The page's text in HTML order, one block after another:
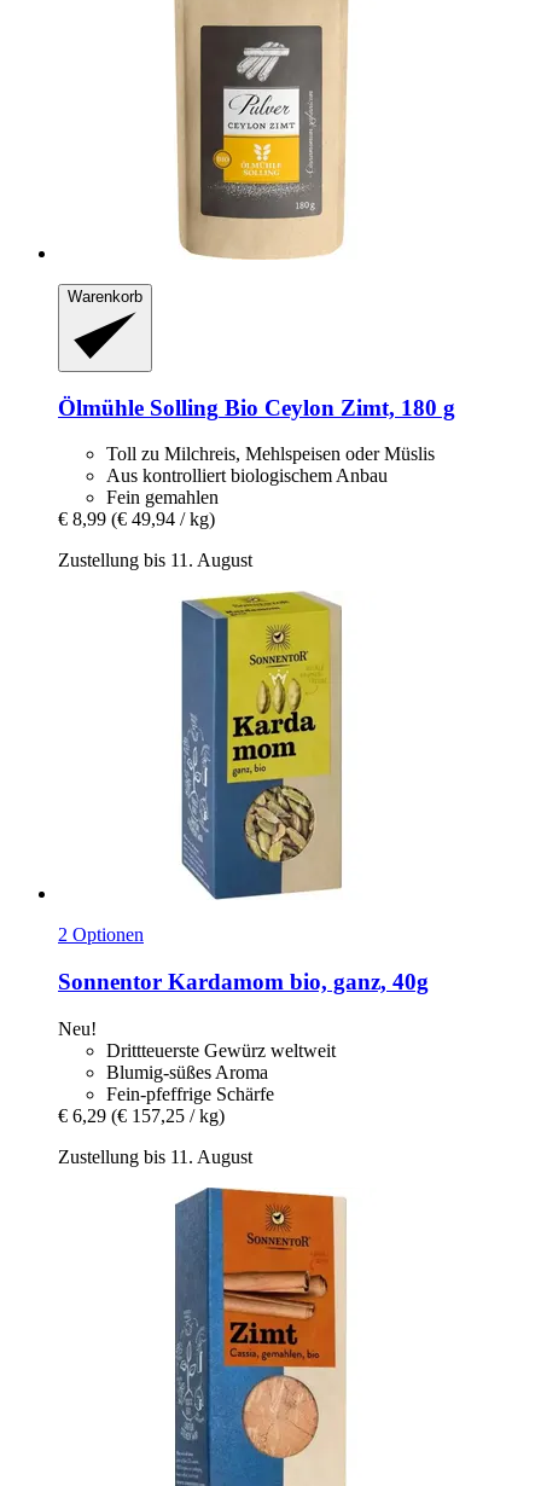
Warenkorb
Ölmühle Solling Bio Ceylon Zimt, 180 g
Toll zu Milchreis, Mehlspeisen oder Müslis
Aus kontrolliert biologischem Anbau
Fein gemahlen
€ 8,99 (€ 49,94 / kg)
Zustellung bis 11. August
2 Optionen
Sonnentor Kardamom bio, ganz, 40g
Neu!
Drittteuerste Gewürz weltweit
Blumig-süßes Aroma
Fein-pfeffrige Schärfe
€ 6,29 (€ 157,25 / kg)
Zustellung bis 11. August